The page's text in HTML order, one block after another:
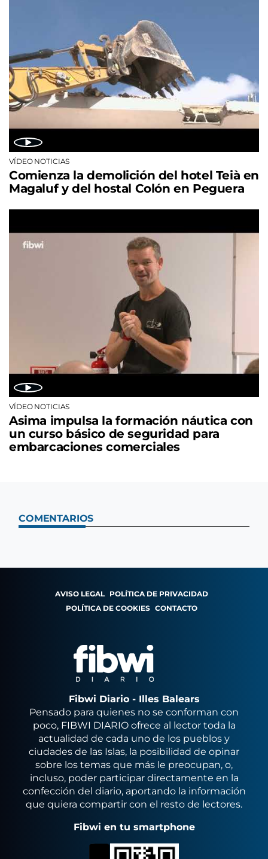
VÍDEO NOTICIAS
Comienza la demolición del hotel Teià en
Magaluf y del hostal Colón en Peguera
VÍDEO NOTICIAS
Asima impulsa la formación náutica con
un curso básico de seguridad para
embarcaciones comerciales
COMENTARIOS
AVISO LEGAL POLÍTICA DE PRIVACIDAD
POLÍTICA DE COOKIES CONTACTO
Fibwi Diario - Illes Balears
Pensado para quienes no se conforman con
poco, FIBWI DIARIO ofrece al lector toda la
actualidad de cada uno de los pueblos y
ciudades de las Islas, la posibilidad de opinar
sobre los temas que más le preocupan, o,
incluso, poder participar directamente en la
confección del diario, aportando la información
que quiera compartir con el resto de lectores.
Fibwi en tu smartphone